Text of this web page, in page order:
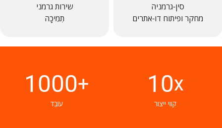
שירות גרמני
תְמִיכָה
סין-גרמניה
מחקר ופיתוח דו-אתרים
1000+
עוֹבֵד
10x
קווי ייצור